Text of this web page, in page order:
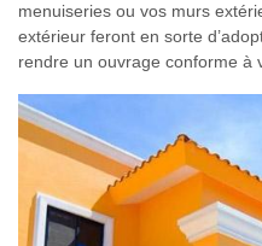
menuiseries ou vos murs
extérieur feront en sorte
rendre un ouvrage conforme à